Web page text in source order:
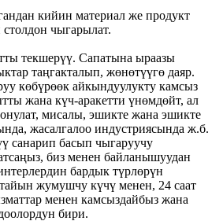
кийин материал же продукт
чыгарылат.
текшерүү. Сапатына ыраазы
таңгакталып, жөнөтүүгө даяр.
көбүрөөк айкындуулукту камсыз
жана күч-аракетти үнөмдөйт, ал
мисалы, эшикте жана эшикте
жасалгалоо индустриясында ж.б.
санарип басып чыгаруучу
биз менен байланышуудан
бардык түрлөрүн
жумушчу күчү менен, 24 саат
менен камсыздайбыз жана
бири.